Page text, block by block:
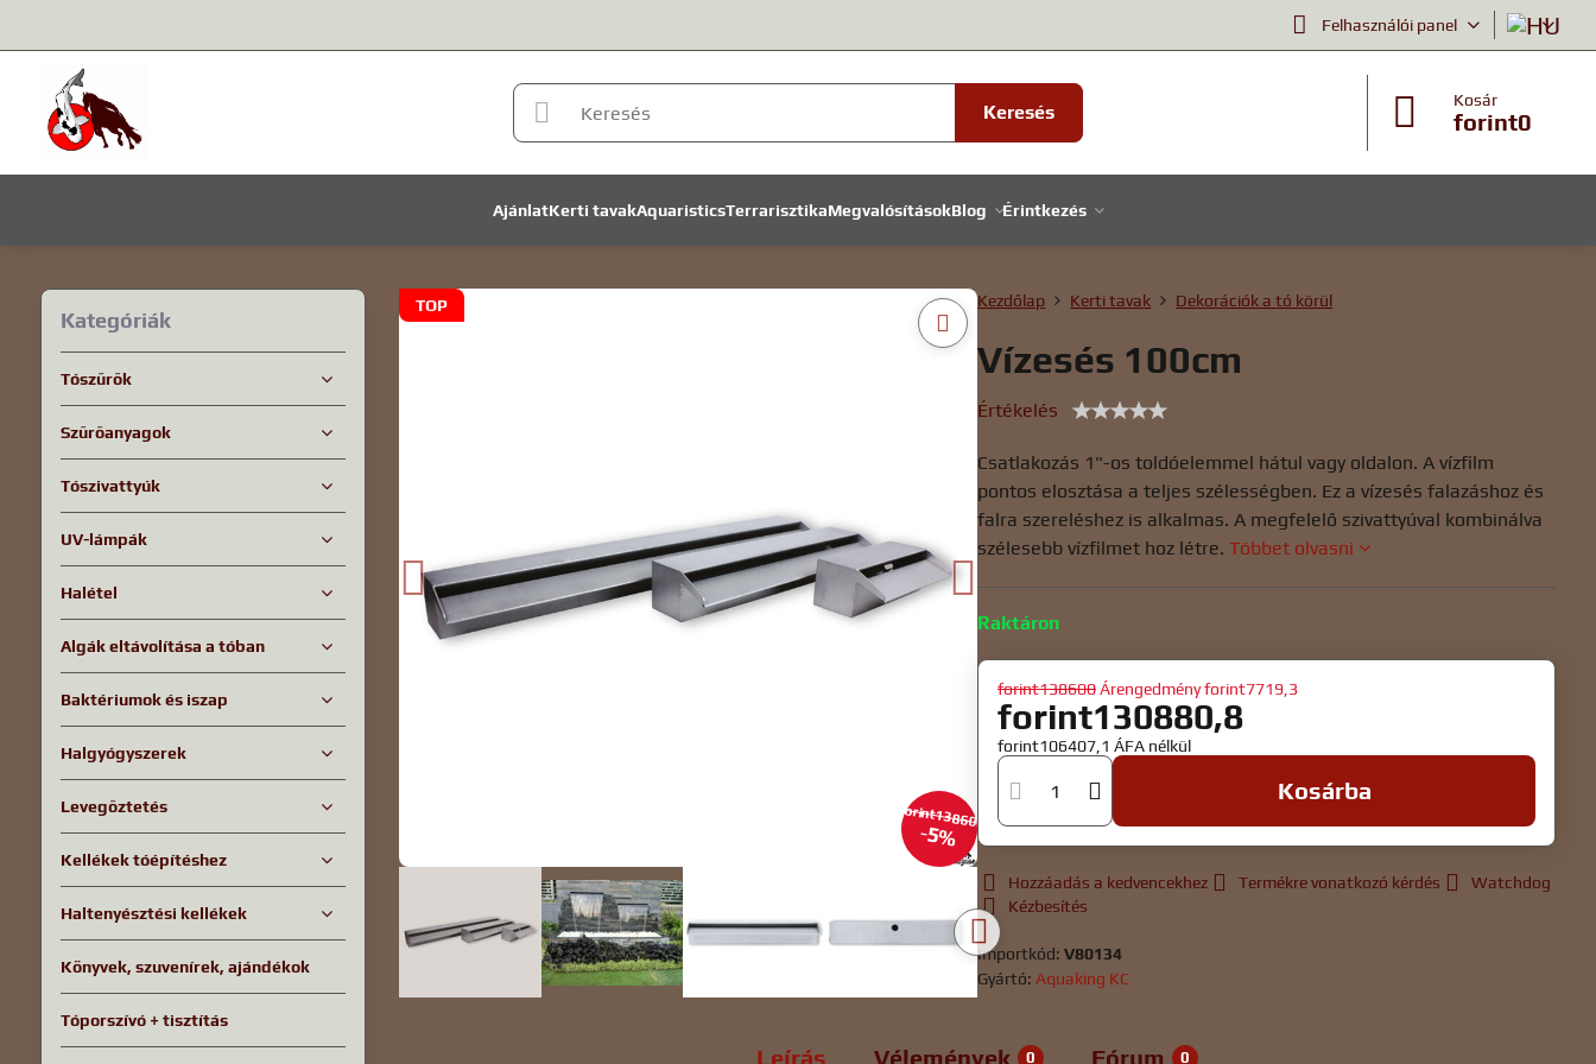
Felhasználói panel
Keresés
Kosár
forint0
AjánlatKerti tavakAquaristicsTerrarisztikaMegvalósításokBlog Érintkezés
TOP
forint138600
5%
Kezdőlap Kerti tavak Dekorációk a tó körül
Vízesés 100cm
Értékelés
Csatlakozás 1"-os toldóelemmel hátul vagy oldalon. A vízfilm
pontos elosztása a teljes szélességben. Ez a vízesés falazáshoz és
falra szereléshez is alkalmas. A megfelelő szivattyúval kombinálva
szélesebb vízfilmet hoz létre.Többet olvasni
Raktáron
forint138600 Árengedményforint7719,3
forint130880,8
forint106407,1ÁFA nélkül
Kosárba
Hozzáadás a kedvencekhez Termékre vonatkozó kérdés
Watchdog
Kézbesítés
Importkód:V80134
Gyártó: Aquaking KC
Leírás Vélemények 0 Fórum 0
Kategóriák
Tószűrők
Szűrőanyagok
Tószivattyúk
UV-lámpák
Halétel
Algák eltávolítása a tóban
Baktériumok és iszap
Halgyógyszerek
Levegőztetés
Kellékek tóépítéshez
Haltenyésztési kellékek
Könyvek, szuvenírek, ajándékok
Tóporszívó + tisztítás